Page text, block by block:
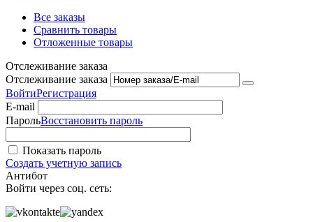
Все заказы
Сравнить товары
Отложенные товары
Отслеживание заказа
Отслеживание заказа
ВойтиРегистрация
E-mail
ПарольВосстановить пароль
Показать пароль
Создать учетную запись
Антибот
Войти через соц. сеть: